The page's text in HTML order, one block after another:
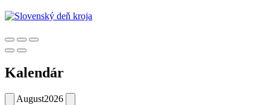
Kalendár
August2026